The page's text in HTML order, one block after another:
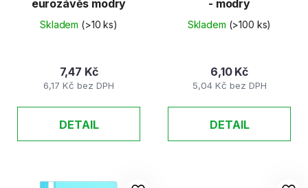
eurozávěs modrý
Skladem (>10 ks)
6,17 Kč bez DPH
7,47 Kč
DETAIL
- modrý
Skladem (>100 ks)
5,04 Kč bez DPH
6,10 Kč
DETAIL